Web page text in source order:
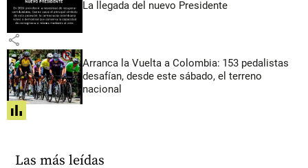
La llegada del nuevo Presidente
share
Arranca la Vuelta a Colombia: 153 pedalistas
desafían, desde este sábado, el terreno
nacional
share
Las más leídas